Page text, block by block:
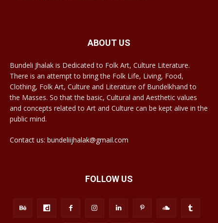
ABOUT US
Bundeli Jhalak is Dedicated to Folk Art, Culture Literature.
There is an attempt to bring the Folk Life, Living, Food,
Clothing, Folk Art, Culture and Literature of Bundelkhand to
the Masses. So that the basic, Cultural and Aesthetic values
and concepts related to Art and Culture can be kept alive in the
public mind.
Contact us: bundeliijhalak@gmail.com
FOLLOW US